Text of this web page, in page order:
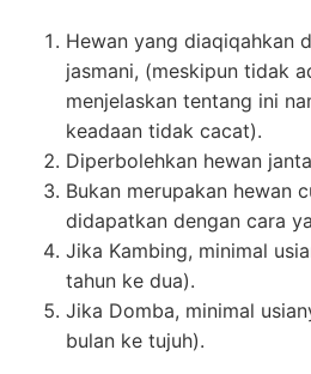
Hewan yang diaqiqahkan
jasmani, (meskipun tidak
menjelaskan tentang ini
keadaan tidak cacat).
Diperbolehkan hewan
Bukan merupakan hewan
didapatkan dengan cara
Jika Kambing, minimal
tahun ke dua).
Jika Domba, minimal
bulan ke tujuh).